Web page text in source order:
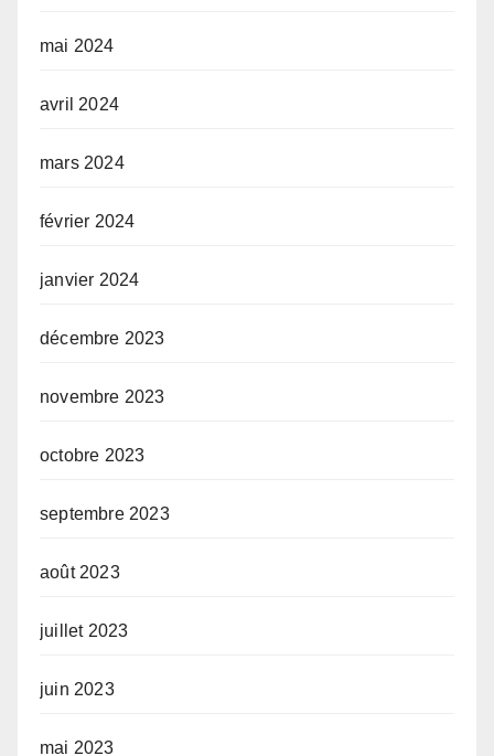
mai 2024
avril 2024
mars 2024
février 2024
janvier 2024
décembre 2023
novembre 2023
octobre 2023
septembre 2023
août 2023
juillet 2023
juin 2023
mai 2023